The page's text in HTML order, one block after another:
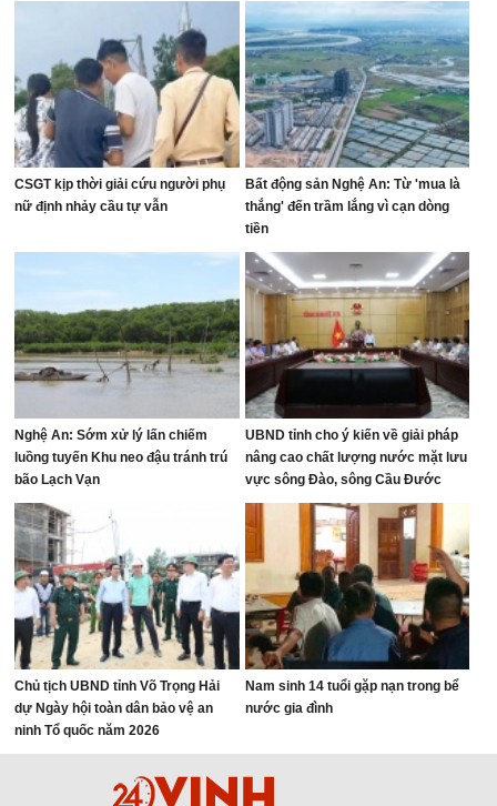
CSGT kịp thời giải cứu người phụ
nữ định nhảy cầu tự vẫn
Bất động sản Nghệ An: Từ 'mua là
thắng' đến trầm lắng vì cạn dòng
tiền
Nghệ An: Sớm xử lý lấn chiếm
luồng tuyến Khu neo đậu tránh trú
bão Lạch Vạn
UBND tỉnh cho ý kiến về giải pháp
nâng cao chất lượng nước mặt lưu
vực sông Đào, sông Cầu Đước
Chủ tịch UBND tỉnh Võ Trọng Hải
dự Ngày hội toàn dân bảo vệ an
ninh Tổ quốc năm 2026
Nam sinh 14 tuổi gặp nạn trong bể
nước gia đình